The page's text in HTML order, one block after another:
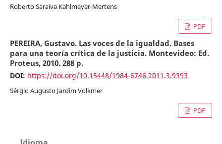
Roberto Saraiva Kahlmeyer-Mertens
PDF
PEREIRA, Gustavo. Las voces de la igualdad. Bases
para una teoría crítica de la justicia. Montevideo: Ed.
Proteus, 2010. 288 p.
DOI: https://doi.org/10.15448/1984-6746.2011.3.9393
Sérgio Augusto Jardim Volkmer
PDF